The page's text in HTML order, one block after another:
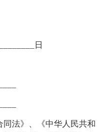
日
法》、《中华人民共和